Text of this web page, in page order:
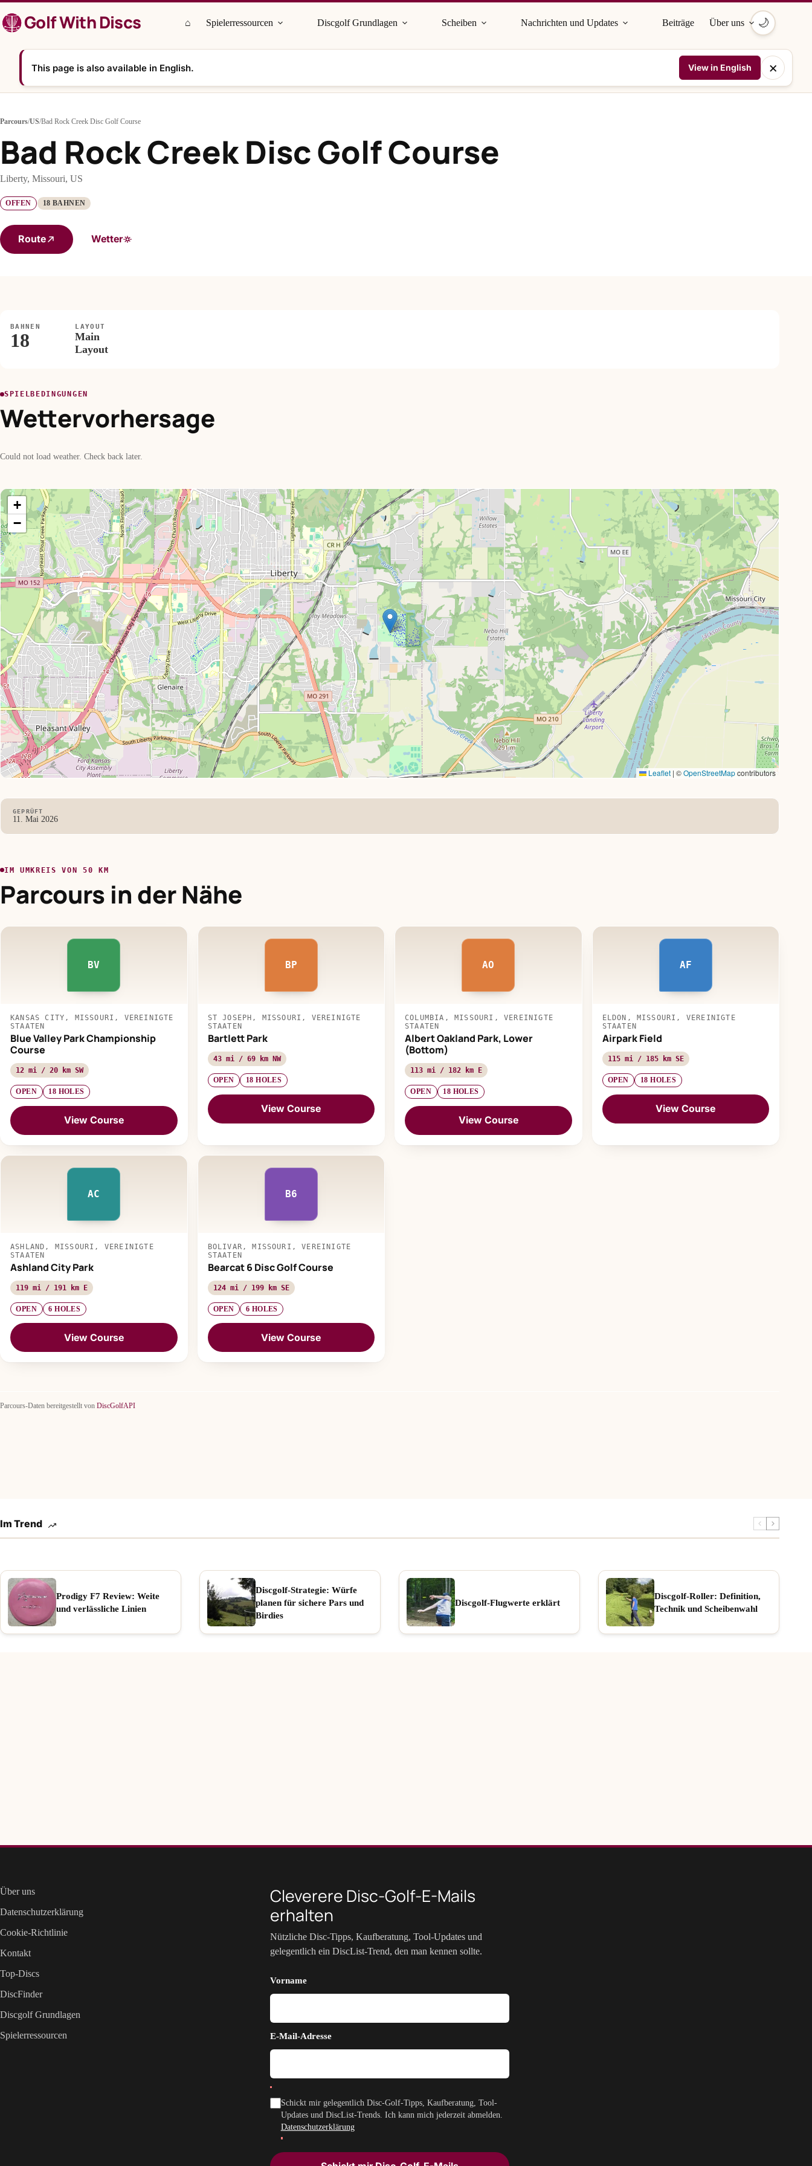
Inhalt
springenGolf With Discs ⌂ Spielerressourcen Discgolf Grundlagen Scheiben Nachrichten und Updates Beiträge Über uns 🌙
This page is also available in English. View in English ×
Parcours/US/Bad Rock Creek Disc Golf Course
Bad Rock Creek Disc Golf Course
Liberty, Missouri, US
OFFEN 18 BAHNEN
Route Wetter
BAHNEN
18
LAYOUT
Main
Layout
SPIELBEDINGUNGEN
Wettervorhersage
Could not load weather. Check back later.
+
−
Leaflet | ©OpenStreetMapcontributors
GEPRÜFT
11. Mai 2026
IM UMKREIS VON 50 KM
Parcours in der Nähe
BV
KANSAS CITY, MISSOURI, VEREINIGTE
STAATEN
Blue Valley Park Championship
Course
12 mi / 20 km SW
OPEN 18 HOLES
View Course
BP
ST JOSEPH, MISSOURI, VEREINIGTE
STAATEN
Bartlett Park
43 mi / 69 km NW
OPEN 18 HOLES
View Course
AO
COLUMBIA, MISSOURI, VEREINIGTE
STAATEN
Albert Oakland Park, Lower
(Bottom)
113 mi / 182 km E
OPEN 18 HOLES
View Course
AF
ELDON, MISSOURI, VEREINIGTE
STAATEN
Airpark Field
115 mi / 185 km SE
OPEN 18 HOLES
View Course
AC
ASHLAND, MISSOURI, VEREINIGTE
STAATEN
Ashland City Park
119 mi / 191 km E
OPEN 6 HOLES
View Course
B6
BOLIVAR, MISSOURI, VEREINIGTE
STAATEN
Bearcat 6 Disc Golf Course
124 mi / 199 km SE
OPEN 6 HOLES
View Course
Parcours-Daten bereitgestellt von DiscGolfAPI
Im Trend
Prodigy F7 Review: Weite
und verlässliche Linien
Discgolf-Strategie: Würfe
planen für sichere Pars und
Birdies
Discgolf-Flugwerte erklärt
Discgolf-Roller: Definition,
Technik und Scheibenwahl
Über uns
Datenschutzerklärung
Cookie-Richtlinie
Kontakt
Top-Discs
DiscFinder
Discgolf Grundlagen
Spielerressourcen
Cleverere Disc-Golf-E-Mails
erhalten
Nützliche Disc-Tipps, Kaufberatung, Tool-Updates und
gelegentlich ein DiscList-Trend, den man kennen sollte.
Vorname
E-Mail-Adresse
Schickt mir gelegentlich Disc-Golf-Tipps, Kaufberatung, Tool-
Updates und DiscList-Trends. Ich kann mich jederzeit abmelden.
Datenschutzerklärung